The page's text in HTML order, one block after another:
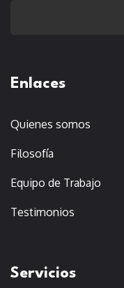
Enlaces
Quienes somos
Filosofía
Equipo de Trabajo
Testimonios
Servicios